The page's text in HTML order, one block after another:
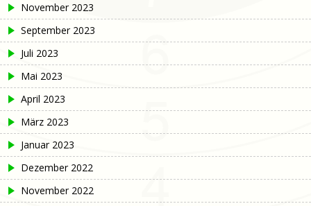
November 2023
September 2023
Juli 2023
Mai 2023
April 2023
März 2023
Januar 2023
Dezember 2022
November 2022